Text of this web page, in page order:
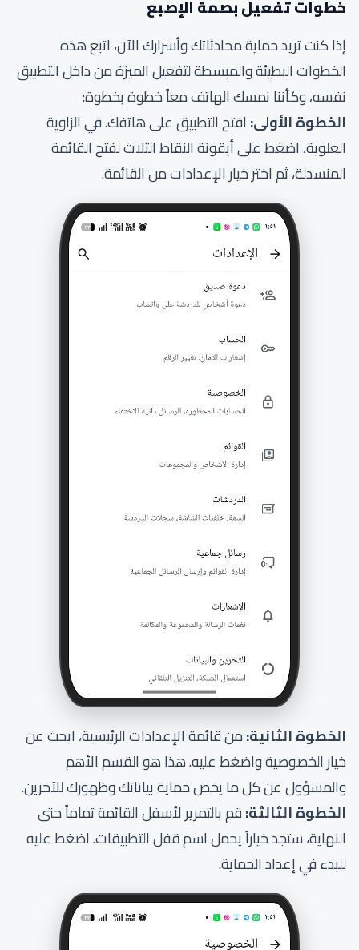
خطوات تفعيل بصمة الإصبع
إذا كنت تريد حماية محادثاتك وأسرارك الآن، اتبع هذه
الخطوات البطيئة والمبسطة لتفعيل الميزة من داخل التطبيق
نفسه، وكأننا نمسك الهاتف معاً خطوة بخطوة:
الخطوة الأولى: افتح التطبيق على هاتفك. في الزاوية
العلوية، اضغط على أيقونة النقاط الثلاث لفتح القائمة
المنسدلة، ثم اختر خيار الإعدادات من القائمة.
الخطوة الثانية:من قائمة الإعدادات الرئيسية، ابحث عن
خيار الخصوصية واضغط عليه. هذا هو القسم الأهم
والمسؤول عن كل ما يخص حماية بياناتك وظهورك للآخرين.
الخطوة الثالثة:قم بالتمرير لأسفل القائمة تماماً حتى
النهاية، ستجد خياراً يحمل اسم قفل التطبيقات. اضغط عليه
للبدء في إعداد الحماية.